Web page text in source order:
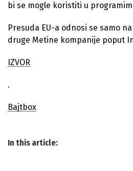
bi se mogle koristiti u
Presuda EU-a odnosi se samo
druge Metine kompanije poput
IZVOR
.
Bajtbox
In this article: